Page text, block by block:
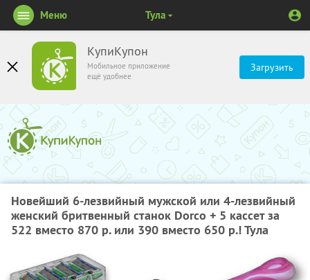
КупиКупон
Мобильное приложение
ещё удобнее
Загрузить
Меню Тула
Новейший 6-лезвийный мужской или 4-лезвийный
женский бритвенный станок Dorco + 5 кассет за
522 вместо 870 р. или 390 вместо 650 р.! Тула